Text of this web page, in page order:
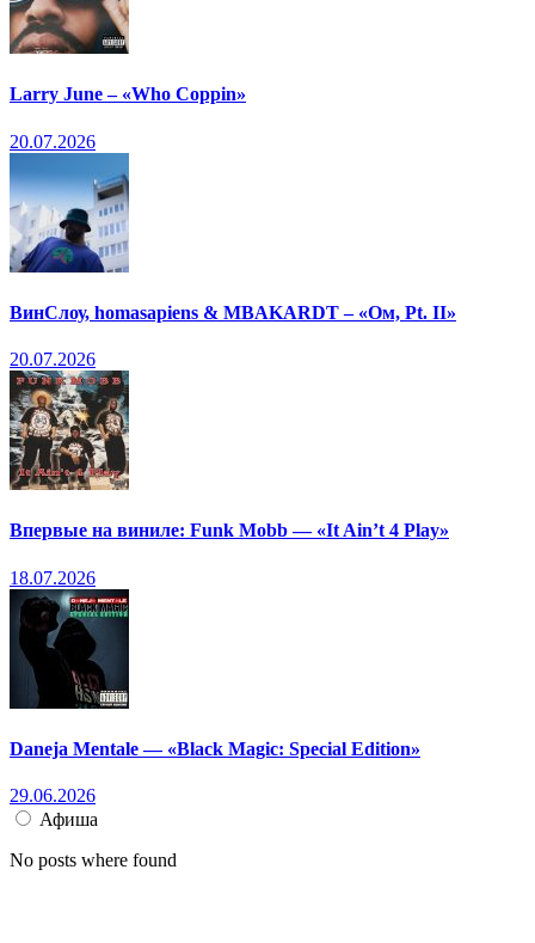
Larry June – «Who Coppin»
20.07.2026
ВинСлоу, homasapiens & MBAKARDT – «Ом, Pt. II»
20.07.2026
Впервые на виниле: Funk Mobb — «It Ain’t 4 Play»
18.07.2026
Daneja Mentale — «Black Magic: Special Edition»
29.06.2026
Афиша
No posts where found